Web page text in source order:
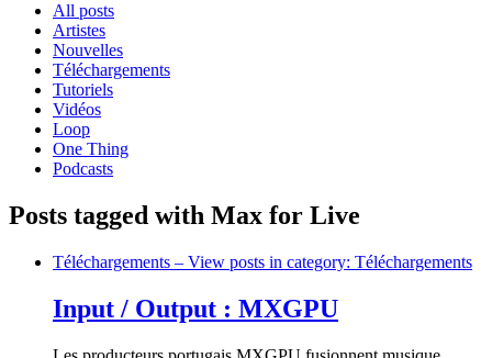
All posts
Artistes
Nouvelles
Téléchargements
Tutoriels
Vidéos
Loop
One Thing
Podcasts
Posts tagged with Max for Live
Téléchargements – View posts in category: Téléchargements
Input / Output : MXGPU